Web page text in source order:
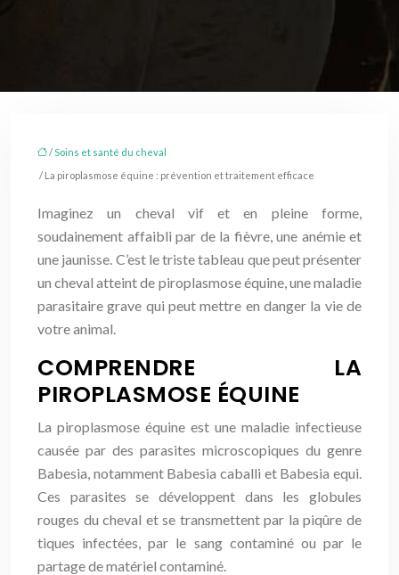
/Soins et santé du cheval
/ La piroplasmose équine : prévention et traitement efficace
Imaginez un cheval vif et en pleine forme,
soudainement affaibli par de la fièvre, une anémie et
une jaunisse. C’est le triste tableau que peut présenter
un cheval atteint de piroplasmose équine, une maladie
parasitaire grave qui peut mettre en danger la vie de
votre animal.
COMPRENDRE LA
PIROPLASMOSE ÉQUINE
La piroplasmose équine est une maladie infectieuse
causée par des parasites microscopiques du genre
Babesia, notamment Babesia caballi et Babesia equi.
Ces parasites se développent dans les globules
rouges du cheval et se transmettent par la piqûre de
tiques infectées, par le sang contaminé ou par le
partage de matériel contaminé.